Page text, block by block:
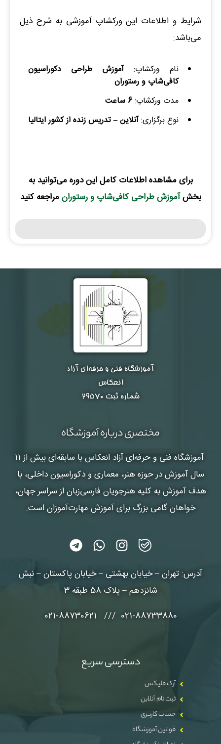
شرایط و اطلاعات این ورکشاپ آموزشی به شرح ذیل
می‌باشد:
نام ورکشاپ:آموزش طراحی دکوراسیون
کافی‌شاپ و رستوران
مدت ورکشاپ:6 ساعت
نوع برگزاری:آنلاین – تدریس زنده از کشور ایتالیا
برای مشاهده اطلاعات کامل این دوره می‌توانید به
بخشآموزش طراحی کافی‌شاپ و رستورانمراجعه کنید
آموزشگاه فنی و حرفه‌ای آزاد
انعکاس
شماره ثبت ۲۹۵۷۰
مختصری درباره آموزشگاه
آموزشگاه فنی و حرفه‌ای آزاد انعکاس
با سابقه‌ای بیش از 11
سال آموزش در حوزه هنر، معماری و دکوراسیون داخلی، با
هدف آموزش به کلیه هنرجویان فارسی‌زبان از سراسر جهان،
خواهان گامی بزرگ برای آموزش مهارت‌آموزان است.
آدرس: تهران – خیابان بهشتی – خیابان پاکستان – نبش
شانزدهم – پلاک 58 طبقه 3
021-88733880 /// 021-88730621
دسترسی سریع
آرک فلیکس
ثبت نام آنلاین
حساب کاربری
قوانین آموزشگاه
تلفن همراه : *